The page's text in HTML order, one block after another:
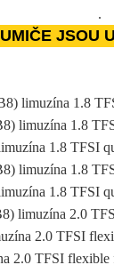
.
JSOU
limuzína 1.8
limuzína 1.8
1.8 TFSI
limuzína 1.8
1.8 TFSI
limuzína 2.0
2.0 TFSI
2.0 TFSI flexible